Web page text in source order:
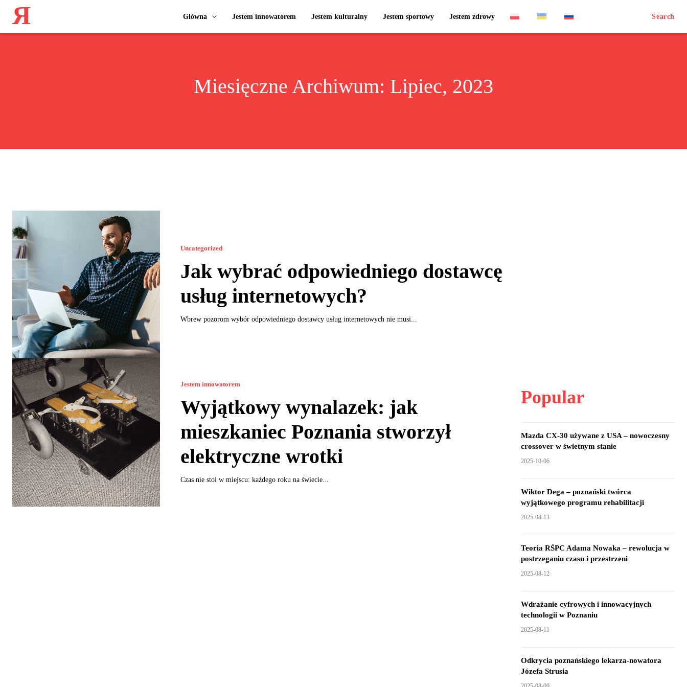
Я Główna Jestem innowatorem Jestem kulturalny Jestem sportowy Jestem zdrowy Search
Miesięczne Archiwum: Lipiec, 2023
Uncategorized
Jak wybrać odpowiedniego dostawcę
usług internetowych?
Wbrew pozorom wybór odpowiedniego dostawcy usług internetowych nie musi...
Jestem innowatorem
Wyjątkowy wynalazek: jak
mieszkaniec Poznania stworzył
elektryczne wrotki
Czas nie stoi w miejscu: każdego roku na świecie...
Popular
Mazda CX-30 używane z USA – nowoczesny
crossover w świetnym stanie
2025-10-06
Wiktor Dega – poznański twórca
wyjątkowego programu rehabilitacji
2025-08-13
Teoria RŚPC Adama Nowaka – rewolucja w
postrzeganiu czasu i przestrzeni
2025-08-12
Wdrażanie cyfrowych i innowacyjnych
technologii w Poznaniu
2025-08-11
Odkrycia poznańskiego lekarza-nowatora
Józefa Strusia